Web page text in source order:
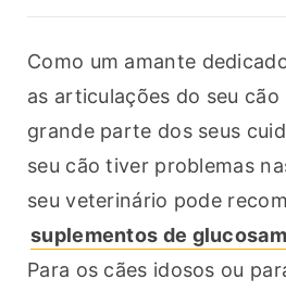
Como um amante
as articulações do seu cão
grande parte dos seus
seu cão tiver problemas
suplementos de
Para os cães idosos ou